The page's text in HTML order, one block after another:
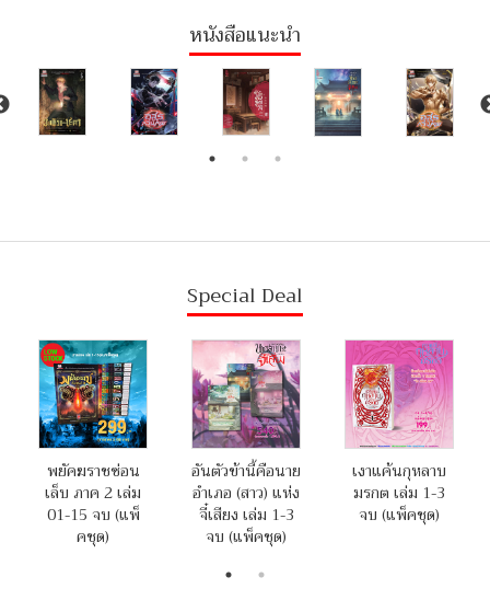
หนังสือแนะนำ
Special Deal
พยัคฆราชซ่อน
เล็บ ภาค 2 เล่ม
01-15 จบ (แพ็
คชุด)
อันตัวข้านี้คือนาย
อำเภอ (สาว) แห่ง
จี๋เสียง เล่ม 1-3
จบ (แพ็คชุด)
เงาแค้นกุหลาบ
มรกต เล่ม 1-3
จบ (แพ็คชุด)